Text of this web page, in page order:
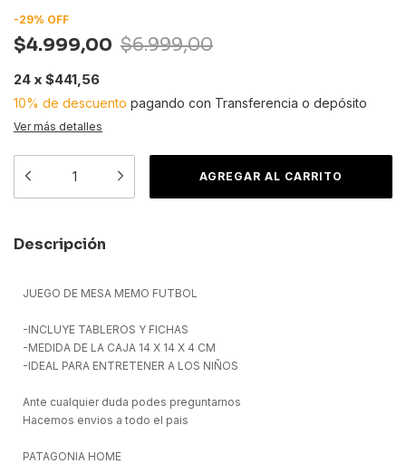
-29% OFF
$4.999,00 $6.999,00
24 x $441,56
10% de descuento pagando con Transferencia o depósito
Ver más detalles
Descripción
JUEGO DE MESA MEMO FUTBOL
-INCLUYE TABLEROS Y FICHAS
-MEDIDA DE LA CAJA 14 X 14 X 4 CM
-IDEAL PARA ENTRETENER A LOS NIÑOS
Ante cualquier duda podes preguntarnos
Hacemos envios a todo el pais
PATAGONIA HOME